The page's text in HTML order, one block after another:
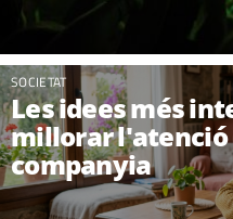
SOCIETAT
Les idees més
millorar l'atenció
companyia